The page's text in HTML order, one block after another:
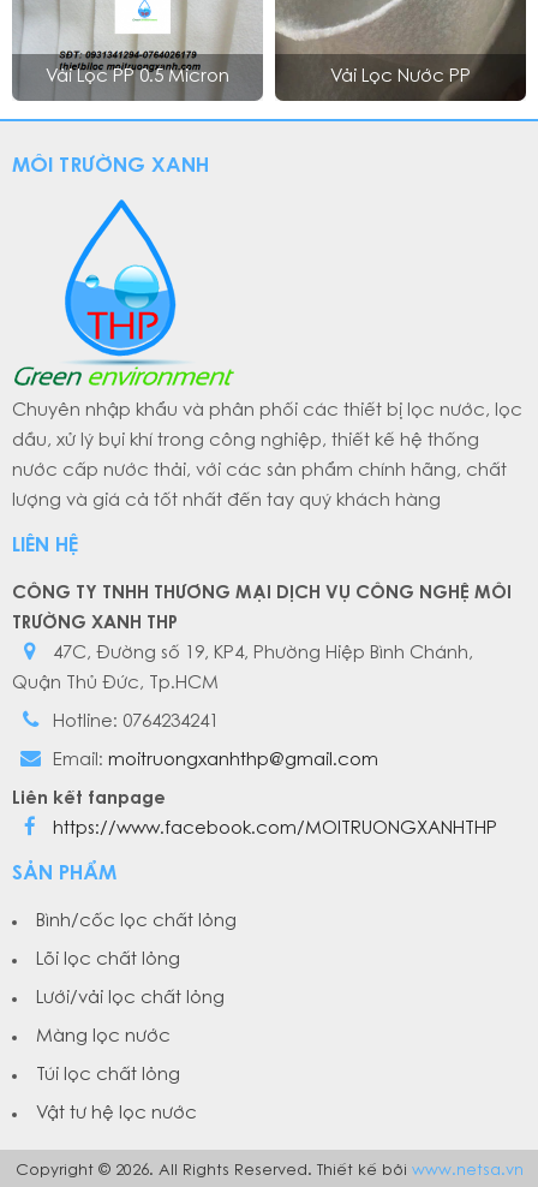
Vải Lọc PP 0.5 Micron Vải Lọc Nước PP
MÔI TRƯỜNG XANH
Chuyên nhập khẩu và phân phối các thiết bị lọc nước, lọc
dầu, xử lý bụi khí trong công nghiệp, thiết kế hệ thống
nước cấp nước thải, với các sản phẩm chính hãng, chất
lượng và giá cả tốt nhất đến tay quý khách hàng
LIÊN HỆ
CÔNG TY TNHH THƯƠNG MẠI DỊCH VỤ CÔNG NGHỆ MÔI
TRƯỜNG XANH THP
47C, Đường số 19, KP4, Phường Hiệp Bình Chánh,
Quận Thủ Đức, Tp.HCM
Hotline: 0764234241
Email: moitruongxanhthp@gmail.com
Liên kết fanpage
https://www.facebook.com/MOITRUONGXANHTHP
SẢN PHẨM
Bình/cốc lọc chất lỏng
Lõi lọc chất lỏng
Lưới/vải lọc chất lỏng
Màng lọc nước
Túi lọc chất lỏng
Vật tư hệ lọc nước
Copyright © 2026. All Rights Reserved. Thiết kế bởi www.netsa.vn